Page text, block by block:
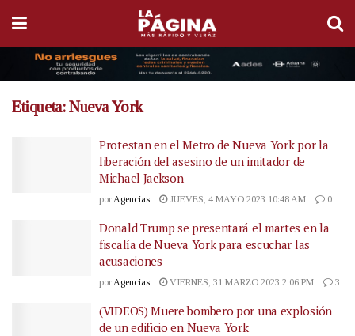
Etiqueta:Nueva York
Protestan en el Metro de Nueva York por la
liberación del asesino de un imitador de
Michael Jackson
por Agencias JUEVES, 4 MAYO 2023 10:48 AM 0
Donald Trump se presentará el martes en la
fiscalía de Nueva York para escuchar las
acusaciones
por Agencias VIERNES, 31 MARZO 2023 2:06 PM 3
(VIDEOS) Muere bombero por una explosión
de un edificio en Nueva York